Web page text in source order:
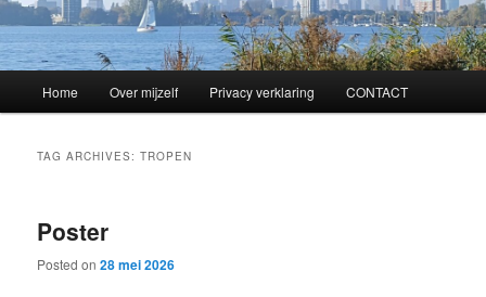
Skip
content
Skip
content
Home Over mijzelf Privacy verklaring CONTACT
TAG ARCHIVES:TROPEN
Poster
Posted on28 mei 2026